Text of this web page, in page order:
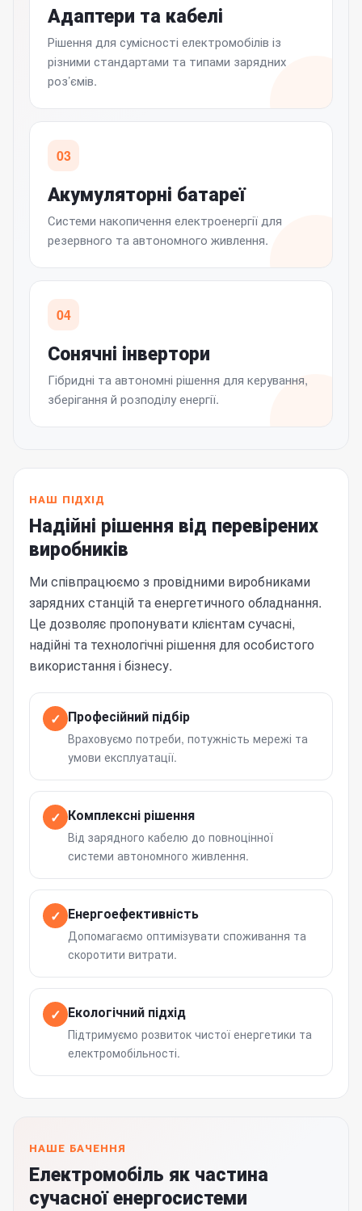
Адаптери та кабелі
Рішення для сумісності електромобілів із
різними стандартами та типами зарядних
роз’ємів.
03
Акумуляторні батареї
Системи накопичення електроенергії для
резервного та автономного живлення.
04
Сонячні інвертори
Гібридні та автономні рішення для керування,
зберігання й розподілу енергії.
НАШ ПІДХІД
Надійні рішення від перевірених
виробників
Ми співпрацюємо з провідними виробниками
зарядних станцій та енергетичного обладнання.
Це дозволяє пропонувати клієнтам сучасні,
надійні та технологічні рішення для особистого
використання і бізнесу.
✓ Професійний підбір
Враховуємо потреби, потужність мережі та
умови експлуатації.
✓ Комплексні рішення
Від зарядного кабелю до повноцінної
системи автономного живлення.
✓ Енергоефективність
Допомагаємо оптимізувати споживання та
скоротити витрати.
✓ Екологічний підхід
Підтримуємо розвиток чистої енергетики та
електромобільності.
НАШЕ БАЧЕННЯ
Електромобіль як частина
сучасної енергосистеми